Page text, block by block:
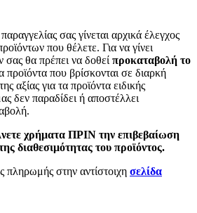
σας γίνεται αρχικά έλεγχος
που θέλετε. Για να γίνει
θα πρέπει να δοθεί προκαταβολή το
προϊόντα που βρίσκονται σε διαρκή
της αξίας για τα προϊόντα ειδικής
δεν παραδίδει ή αποστέλλει
χρήματα ΠΡΙΝ την επιβεβαίωση
διαθεσιμότητας του προϊόντος.
πληρωμής στην αντίστοιχη σελίδα